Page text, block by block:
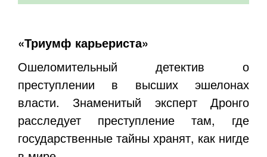
«Триумф карьериста»
Ошеломительный детектив о
преступлении в высших эшелонах
власти. Знаменитый эксперт Дронго
расследует преступление там, где
государственные тайны хранят, как нигде